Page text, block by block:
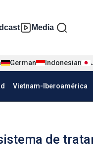
tiện
Media
German Indonesian
Nha
Vietnam-Iberoamérica
de